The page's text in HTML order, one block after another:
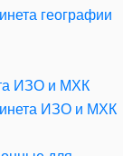
географии
ИЗО и МХК
ИЗО и МХК